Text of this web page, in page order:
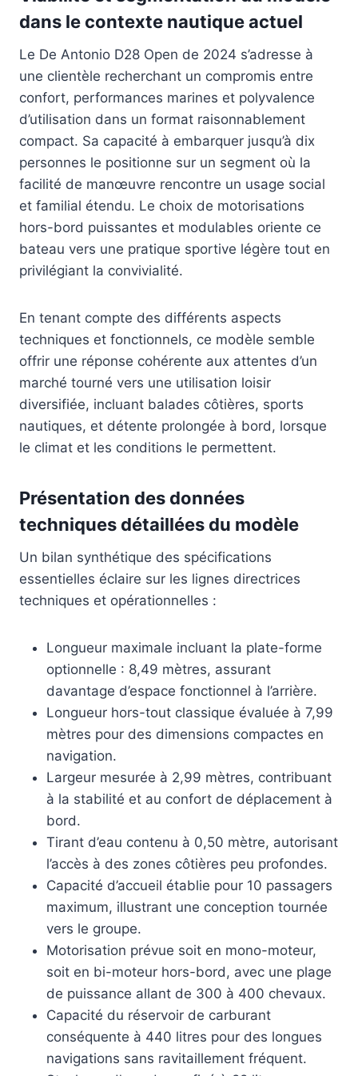
dans le contexte nautique actuel
Le De Antonio D28 Open de 2024 s’adresse à
une clientèle recherchant un compromis entre
confort, performances marines et polyvalence
d’utilisation dans un format raisonnablement
compact. Sa capacité à embarquer jusqu’à dix
personnes le positionne sur un segment où la
facilité de manœuvre rencontre un usage social
et familial étendu. Le choix de motorisations
hors-bord puissantes et modulables oriente ce
bateau vers une pratique sportive légère tout en
privilégiant la convivialité.
En tenant compte des différents aspects
techniques et fonctionnels, ce modèle semble
offrir une réponse cohérente aux attentes d’un
marché tourné vers une utilisation loisir
diversifiée, incluant balades côtières, sports
nautiques, et détente prolongée à bord, lorsque
le climat et les conditions le permettent.
Présentation des données
techniques détaillées du modèle
Un bilan synthétique des spécifications
essentielles éclaire sur les lignes directrices
techniques et opérationnelles :
Longueur maximale incluant la plate-forme
optionnelle : 8,49 mètres, assurant
davantage d’espace fonctionnel à l’arrière.
Longueur hors-tout classique évaluée à 7,99
mètres pour des dimensions compactes en
navigation.
Largeur mesurée à 2,99 mètres, contribuant
à la stabilité et au confort de déplacement à
bord.
Tirant d’eau contenu à 0,50 mètre, autorisant
l’accès à des zones côtières peu profondes.
Capacité d’accueil établie pour 10 passagers
maximum, illustrant une conception tournée
vers le groupe.
Motorisation prévue soit en mono-moteur,
soit en bi-moteur hors-bord, avec une plage
de puissance allant de 300 à 400 chevaux.
Capacité du réservoir de carburant
conséquente à 440 litres pour des longues
navigations sans ravitaillement fréquent.